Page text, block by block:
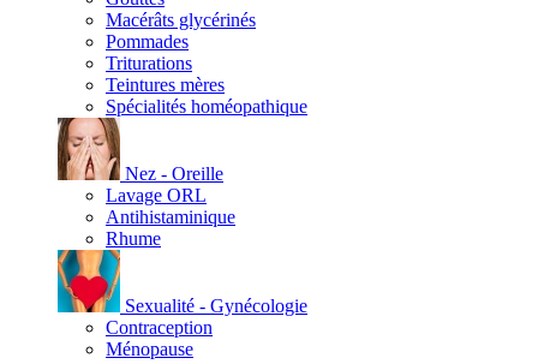
Macérâts glycérinés
Pommades
Triturations
Teintures mères
Spécialités homéopathique
Nez - Oreille
Lavage ORL
Antihistaminique
Rhume
Sexualité - Gynécologie
Contraception
Ménopause